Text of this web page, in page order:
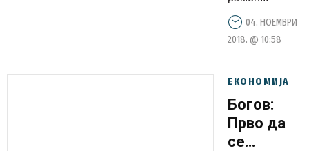
04. НОЕМВРИ
2018. @ 10:58
ЕКОНОМИЈА
Богов:
Прво да
се